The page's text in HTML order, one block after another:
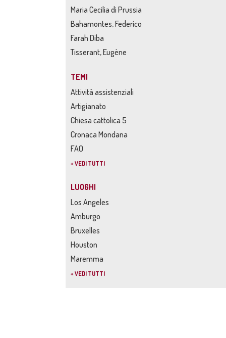
Maria Cecilia di Prussia
Bahamontes, Federico
Farah Diba
Tisserant, Eugène
TEMI
Attività assistenziali
Artigianato
Chiesa cattolica 5
Cronaca Mondana
FAO
+ VEDI TUTTI
LUOGHI
Los Angeles
Amburgo
Bruxelles
Houston
Maremma
+ VEDI TUTTI